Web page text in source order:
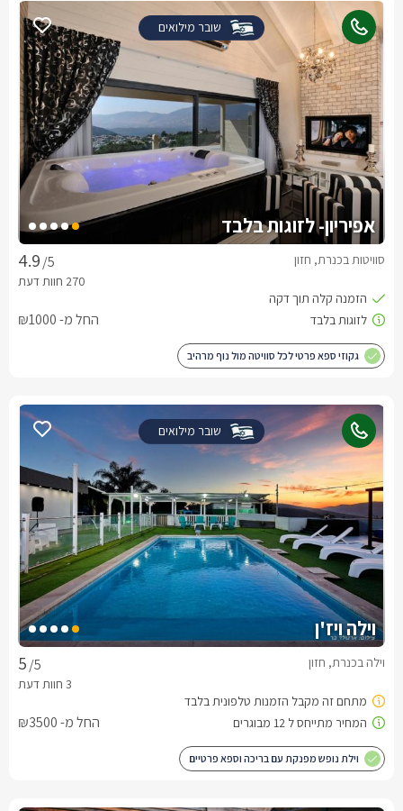
שובר מילואים
אפיריון- לזוגות בלבד
/5 סוויטות בכנרת, חזון
החל מ- ₪1000
גקוזי ספא פרטי לכל סוויטה מול נוף מרהיב
שובר מילואים
וילה ויז'ן
/5 וילה בכנרת, חזון
החל מ- ₪3500
וילת נופש מפנקת עם בריכה וספא פרטיים